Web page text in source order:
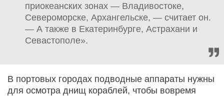
приокеанских зонах — Владивостоке,
Североморске, Архангельске, — считает он.
— А также в Екатеринбурге, Астрахани и
Севастополе».
В портовых городах подводные аппараты нужны
для осмотра днищ кораблей, чтобы вовремя